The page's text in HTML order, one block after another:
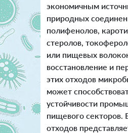
экономичным
природных
полифенолов,
стеролов,
или пищевых
восстановление и
этих отходов
может
устойчивости
пищевого секторов.
отходов